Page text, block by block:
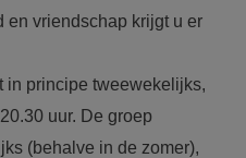
en vriendschap krijgt u er
in principe tweewekelijks,
uur. De groep
(behalve in de zomer),